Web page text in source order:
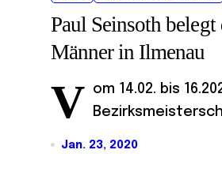
Paul Seinsoth
Männer in Ilmenau
V
om 14.02. bis
Jan. 23, 2020